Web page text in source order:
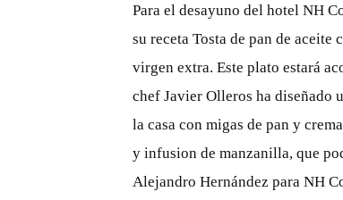
Para el desayuno del hotel NH
su receta Tosta de pan de
virgen extra. Este plato estará
chef Javier Olleros ha diseñado
la casa con migas de pan y
y infusion de manzanilla, que
Alejandro Hernández para NH